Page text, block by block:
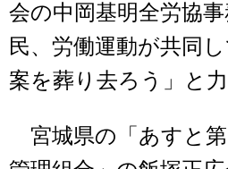
会の中岡基明全労協
民、労働運動が共同
案を葬り去ろう」と
宮城県の「あすと